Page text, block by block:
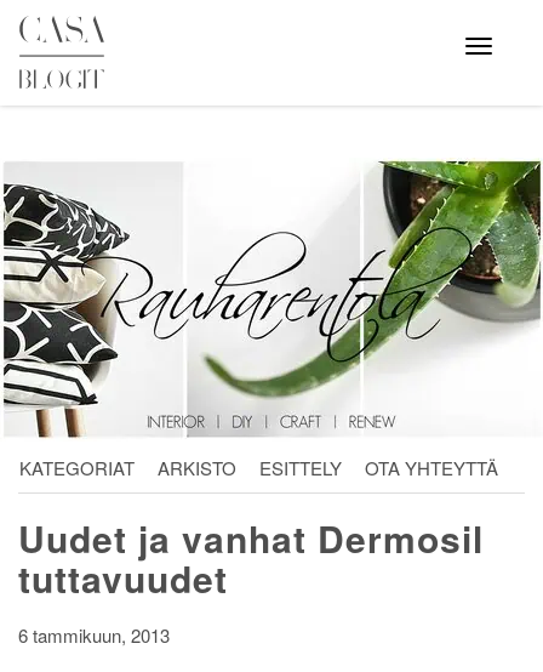
Skip
content
Avaa
valikko
KATEGORIAT ARKISTO ESITTELY OTA YHTEYTTÄ
Uudet ja vanhat Dermosil
tuttavuudet
6 tammikuun, 2013